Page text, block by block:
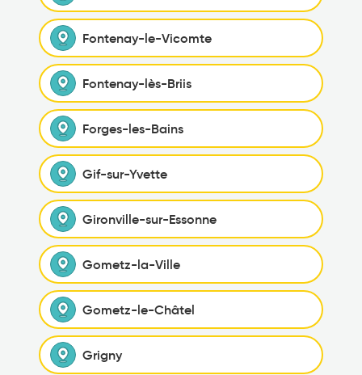
Fontenay-le-Vicomte
Fontenay-lès-Briis
Forges-les-Bains
Gif-sur-Yvette
Gironville-sur-Essonne
Gometz-la-Ville
Gometz-le-Châtel
Grigny